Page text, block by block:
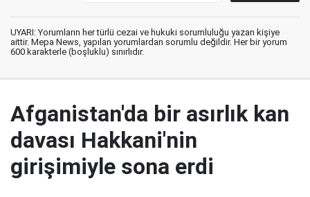
UYARI: Yorumların her türlü cezai ve hukuki sorumluluğu yazan kişiye
aittir. Mepa News, yapılan yorumlardan sorumlu değildir. Her bir yorum
600 karakterle (boşluklu) sınırlıdır.
Afganistan'da bir asırlık kan
davası Hakkani'nin
girişimiyle sona erdi